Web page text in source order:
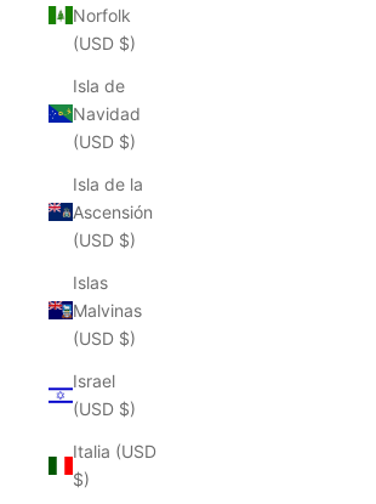
Norfolk
(USD $)
Isla de
Navidad
(USD $)
Isla de la
Ascensión
(USD $)
Islas
Malvinas
(USD $)
Israel
(USD $)
Italia (USD
$)